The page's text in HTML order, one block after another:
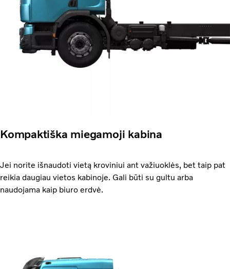
Kompaktiška miegamoji kabina
Jei norite išnaudoti vietą kroviniui ant važiuoklės, bet taip pat
reikia daugiau vietos kabinoje. Gali būti su gultu arba
naudojama kaip biuro erdvė.